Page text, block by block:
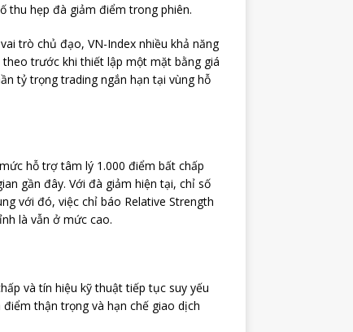
thu hẹp đà giảm điểm trong phiên.
trò chủ đạo, VN-Index nhiều khả năng
trước khi thiết lập một mặt bằng giá
tỷ trọng trading ngắn hạn tại vùng hỗ
hỗ trợ tâm lý 1.000 điểm bất chấp
gần đây. Với đà giảm hiện tại, chỉ số
với đó, việc chỉ báo Relative Strength
là vẫn ở mức cao.
và tín hiệu kỹ thuật tiếp tục suy yếu
thận trọng và hạn chế giao dịch